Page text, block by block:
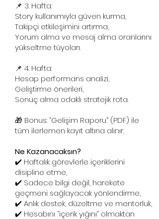
📌 3. Hafta:
Story kullanımıyla güven kurma,
Takipçi etkileşimini artırma,
Yorum alma ve mesaj alma oranlarını
yükseltme tüyoları.
📌 4. Hafta:
Hesap performans analizi,
Geliştirme önerileri,
Sonuç alma odaklı stratejik rota.
🎁 Bonus: “Gelişim Raporu” (PDF) ile
tüm ilerlemen kayıt altına alınır.
Ne Kazanacaksın?
✔️ Haftalık görevlerle içeriklerini
disipline etme,
✔️ Sadece bilgi değil, harekete
geçmeni sağlayacak yönlendirme,
✔️ Anlık destek, düzeltme ve mentorluk,
✔️ Hesabını “içerik yığını” olmaktan